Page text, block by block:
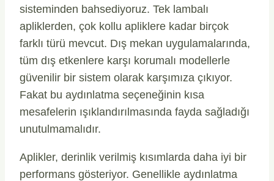
sisteminden bahsediyoruz. Tek lambalı
apliklerden, çok kollu apliklere kadar birçok
farklı türü mevcut. Dış mekan uygulamalarında,
tüm dış etkenlere karşı korumalı modellerle
güvenilir bir sistem olarak karşımıza çıkıyor.
Fakat bu aydınlatma seçeneğinin kısa
mesafelerin ışıklandırılmasında fayda sağladığı
unutulmamalıdır.
Aplikler, derinlik verilmiş kısımlarda daha iyi bir
performans gösteriyor. Genellikle aydınlatma